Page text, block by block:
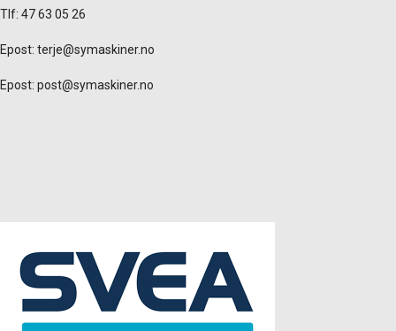
Tlf: 47 63 05 26
Epost: terje@symaskiner.no
Epost: post@symaskiner.no